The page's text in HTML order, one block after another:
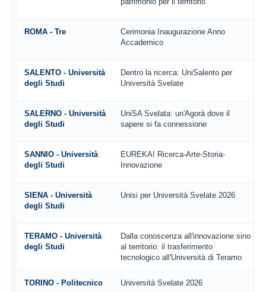
ROMA - Tre
Cerimonia Inaugurazione Anno
Accademico
SALENTO - Università
degli Studi
Dentro la ricerca: UniSalento per
Università Svelate
SALERNO - Università
degli Studi
UniSA Svelata: un'Agorà dove il
sapere si fa connessione
SANNIO - Università
degli Studi
EUREKA! Ricerca-Arte-Storia-
Innovazione
SIENA - Università
degli Studi
Unisi per Università Svelate 2026
TERAMO - Università
degli Studi
Dalla conoscenza all'innovazione sino
al territorio: il trasferimento
tecnologico all'Università di Teramo
TORINO - Politecnico Università Svelate 2026